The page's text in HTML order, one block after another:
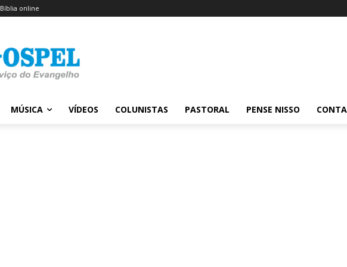
Bíblia online
MÚSICA VÍDEOS COLUNISTAS PASTORAL PENSE NISSO